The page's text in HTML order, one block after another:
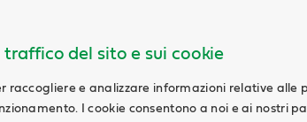
traffico del sito e sui cookie
raccogliere e analizzare informazioni relative alle
I cookie consentono a noi e ai nostri